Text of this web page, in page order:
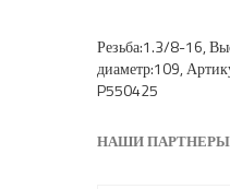
Резьба:1.3/8-16,
диаметр:109,
P550425
НАШИ ПАРТНЕРЫ